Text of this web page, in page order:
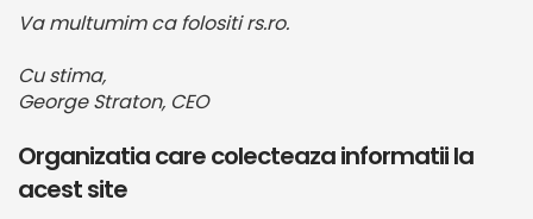
Va multumim ca folositi rs.ro.
Cu stima,
George Straton, CEO
Organizatia care colecteaza informatii la
acest site